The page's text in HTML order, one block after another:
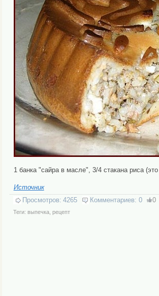
1 банка "сайра в масле", 3/4 стакана риса
Источник
Просмотров: 4265 Комментариев: 0 0
Теги: выпечка, рецепт